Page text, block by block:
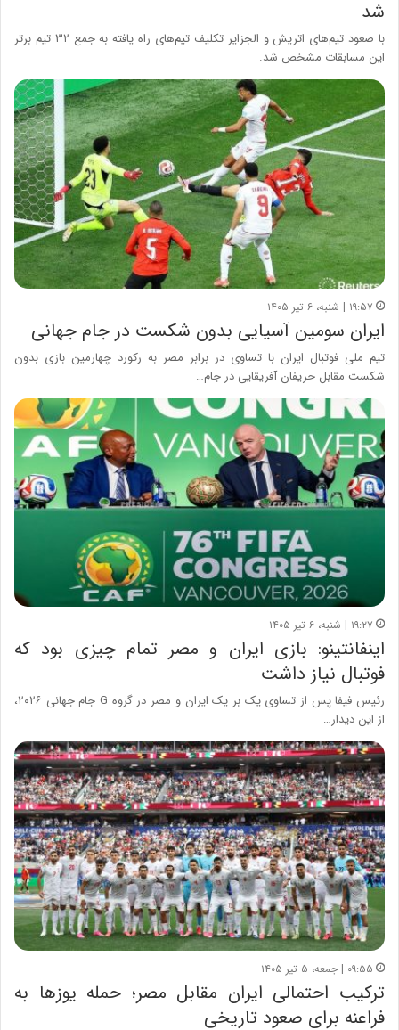
شد
با صعود تیم‌های اتریش و الجزایر تکلیف تیم‌های راه یافته به جمع ۳۲ تیم برتر
این مسابقات مشخص شد.
۱۹:۵۷ | شنبه، ۶ تیر ۱۴۰۵
ایران سومین آسیایی بدون شکست در جام جهانی
تیم ملی فوتبال ایران با تساوی در برابر مصر به رکورد چهارمین بازی بدون
شکست مقابل حریفان آفریقایی در جام…
۱۹:۲۷ | شنبه، ۶ تیر ۱۴۰۵
اینفانتینو: بازی ایران و مصر تمام چیزی بود که
فوتبال نیاز داشت
رئیس فیفا پس از تساوی یک بر یک ایران و مصر در گروه G جام جهانی ۲۰۲۶،
از این دیدار…
۰۹:۵۵ | جمعه، ۵ تیر ۱۴۰۵
ترکیب احتمالی ایران مقابل مصر؛ حمله یوزها به
فراعنه برای صعود تاریخی